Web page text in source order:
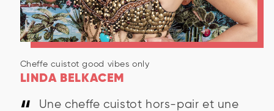
Cheffe cuistot good vibes only
LINDA BELKACEM
Une cheffe cuistot hors-pair et une